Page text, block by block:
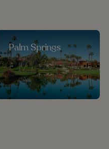
Palm Springs